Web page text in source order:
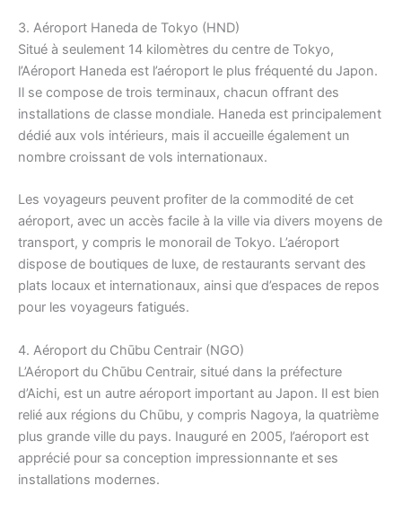
3. Aéroport Haneda de Tokyo (HND)
Situé à seulement 14 kilomètres du centre de Tokyo,
l’Aéroport Haneda est l’aéroport le plus fréquenté du Japon.
Il se compose de trois terminaux, chacun offrant des
installations de classe mondiale. Haneda est principalement
dédié aux vols intérieurs, mais il accueille également un
nombre croissant de vols internationaux.
Les voyageurs peuvent profiter de la commodité de cet
aéroport, avec un accès facile à la ville via divers moyens de
transport, y compris le monorail de Tokyo. L’aéroport
dispose de boutiques de luxe, de restaurants servant des
plats locaux et internationaux, ainsi que d’espaces de repos
pour les voyageurs fatigués.
4. Aéroport du Chūbu Centrair (NGO)
L’Aéroport du Chūbu Centrair, situé dans la préfecture
d’Aichi, est un autre aéroport important au Japon. Il est bien
relié aux régions du Chūbu, y compris Nagoya, la quatrième
plus grande ville du pays. Inauguré en 2005, l’aéroport est
apprécié pour sa conception impressionnante et ses
installations modernes.